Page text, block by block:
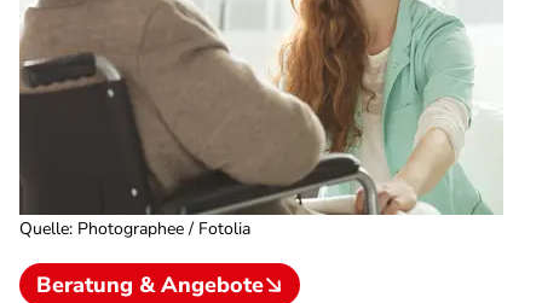
Quelle: Photographee / Fotolia
Beratung & Angebote